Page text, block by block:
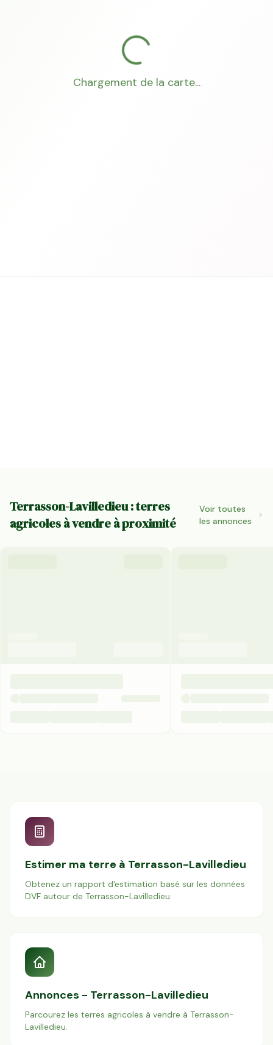
Chargement de la carte...
Terrasson-Lavilledieu : terres
agricoles à vendre à proximité
Voir toutes
les annonces
Estimer ma terre à Terrasson-Lavilledieu
Obtenez un rapport d'estimation basé sur les données
DVF autour de Terrasson-Lavilledieu.
Annonces - Terrasson-Lavilledieu
Parcourez les terres agricoles à vendre à Terrasson-
Lavilledieu.